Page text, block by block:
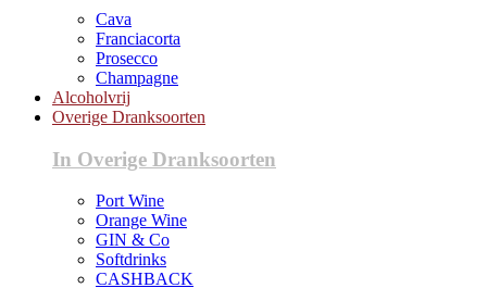
Cava
Franciacorta
Prosecco
Champagne
Alcoholvrij
Overige Dranksoorten
In Overige Dranksoorten
Port Wine
Orange Wine
GIN & Co
Softdrinks
CASHBACK